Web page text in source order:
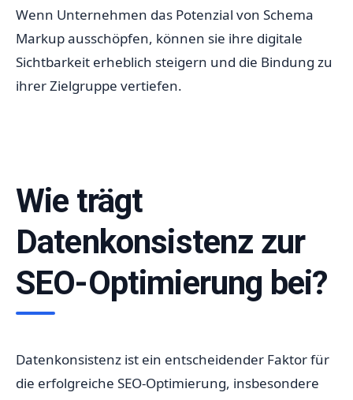
Wenn Unternehmen das Potenzial von Schema
Markup ausschöpfen, können sie ihre digitale
Sichtbarkeit erheblich steigern und die Bindung zu
ihrer Zielgruppe vertiefen.
Wie trägt
Datenkonsistenz zur
SEO-Optimierung bei?
Datenkonsistenz ist ein entscheidender Faktor für
die erfolgreiche SEO-Optimierung, insbesondere